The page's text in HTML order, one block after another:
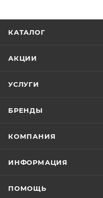
КАТАЛОГ
АКЦИИ
УСЛУГИ
БРЕНДЫ
КОМПАНИЯ
ИНФОРМАЦИЯ
ПОМОЩЬ